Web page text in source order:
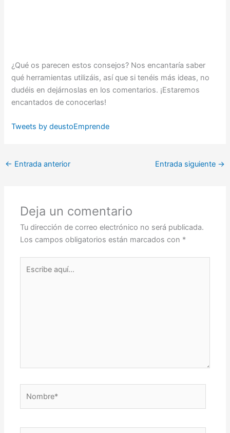
¿Qué os parecen estos consejos? Nos encantaría saber
qué herramientas utilizáis, así que si tenéis más ideas, no
dudéis en dejárnoslas en los comentarios. ¡Estaremos
encantados de conocerlas!
Tweets by deustoEmprende
← Entrada anterior Entrada siguiente →
Deja un comentario
Tu dirección de correo electrónico no será publicada.
Los campos obligatorios están marcados con *
aquí...